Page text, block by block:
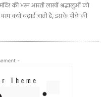
की भस्म आरती लाखों श्रद्धालुओं को
क्यों चढ़ाई जाती है, इसके पीछे की
-